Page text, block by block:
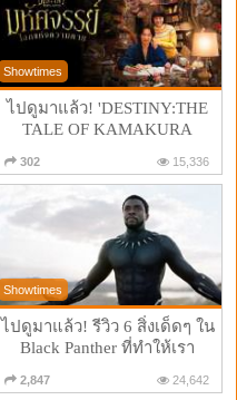
Showtimes
ไปดูมาแล้ว! 'DESTINY:THE
TALE OF KAMAKURA
หนังที่เด็กดูได้ ผู้ใหญ่ดูดี
302 15,336
Showtimes
ไปดูมาแล้ว! รีวิว 6 สิ่งเด็ดๆ ใน
Black Panther ที่ทำให้เรา
2,847 24,642